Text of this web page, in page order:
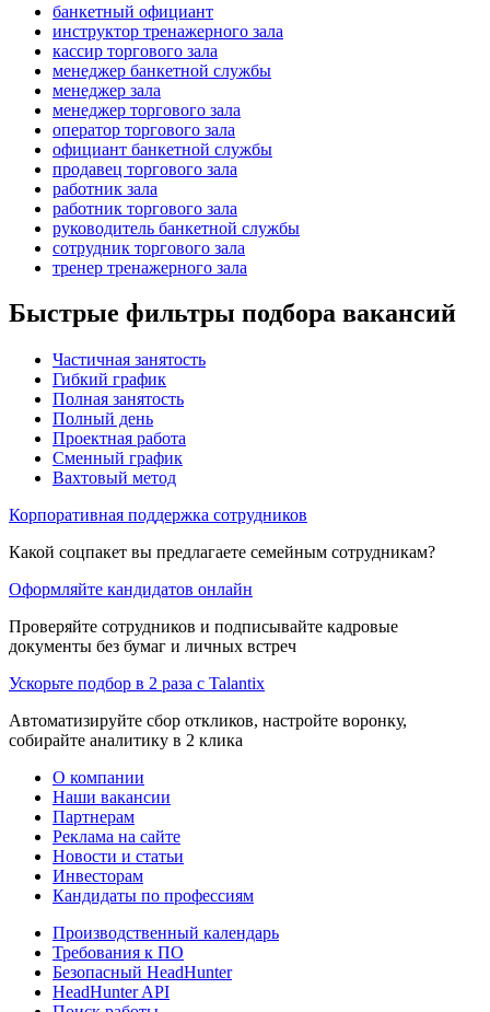
банкетный официант
инструктор тренажерного зала
кассир торгового зала
менеджер банкетной службы
менеджер зала
менеджер торгового зала
оператор торгового зала
официант банкетной службы
продавец торгового зала
работник зала
работник торгового зала
руководитель банкетной службы
сотрудник торгового зала
тренер тренажерного зала
Быстрые фильтры подбора вакансий
Частичная занятость
Гибкий график
Полная занятость
Полный день
Проектная работа
Сменный график
Вахтовый метод
Корпоративная поддержка сотрудников
Какой соцпакет вы предлагаете семейным сотрудникам?
Оформляйте кандидатов онлайн
Проверяйте сотрудников и подписывайте кадровые
документы без бумаг и личных встреч
Ускорьте подбор в 2 раза с Talantix
Автоматизируйте сбор откликов, настройте воронку,
собирайте аналитику в 2 клика
О компании
Наши вакансии
Партнерам
Реклама на сайте
Новости и статьи
Инвесторам
Кандидаты по профессиям
Производственный календарь
Требования к ПО
Безопасный HeadHunter
HeadHunter API